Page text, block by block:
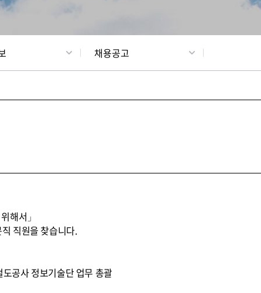
채용공고
해서」
직원을 찾습니다.
공사 정보기술단 업무 총괄